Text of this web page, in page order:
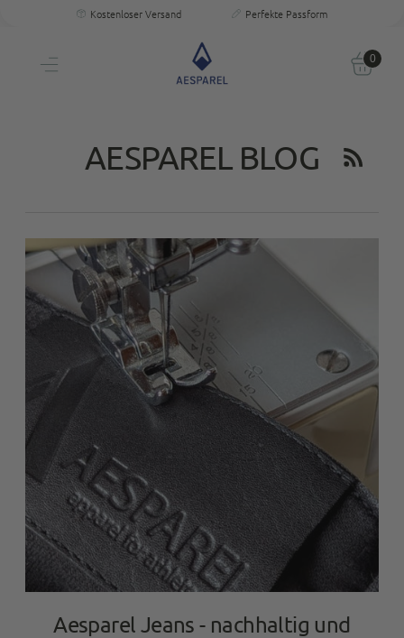
Kostenloser Versand
Perfekte Passform
Einzigartige Passform & Komfort 30 Tage testen
0
AESPAREL BLOG
Aesparel Jeans - nachhaltig und